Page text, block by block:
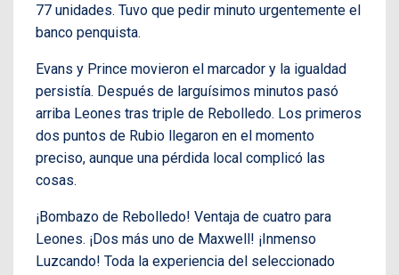
77 unidades. Tuvo que pedir minuto urgentemente el
banco penquista.
Evans y Prince movieron el marcador y la igualdad
persistía. Después de larguísimos minutos pasó
arriba Leones tras triple de Rebolledo. Los primeros
dos puntos de Rubio llegaron en el momento
preciso, aunque una pérdida local complicó las
cosas.
¡Bombazo de Rebolledo! Ventaja de cuatro para
Leones. ¡Dos más uno de Maxwell! ¡Inmenso
Luzcando! Toda la experiencia del seleccionado